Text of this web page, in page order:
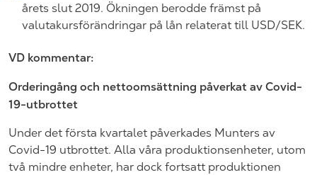
årets slut 2019. Ökningen berodde främst på
valutakursförändringar på lån relaterat till USD/SEK.
VD kommentar:
Orderingång och nettoomsättning påverkat av Covid-
19-utbrottet
Under det första kvartalet påverkades Munters av
Covid-19 utbrottet. Alla våra produktionsenheter, utom
två mindre enheter, har dock fortsatt produktionen